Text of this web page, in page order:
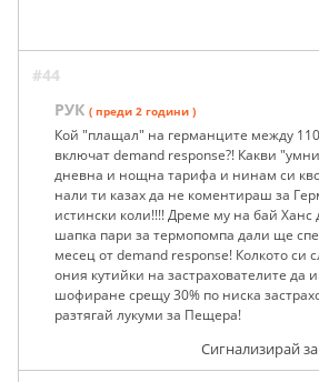
#44
РУК ( преди 2 години )
Кой "плащал" на германците между
включат demand response?! Какви
дневна и нощна тарифа и нинам си
нали ти казах да не коментираш за
истински коли!!!! Дреме му на бай Ханс
шапка пари за термопомпа дали ще
месец от demand response! Колкото си
ония кутийки на застрахователите да
шофиране срещу 30% по ниска
разтягай лукуми за Пещера!
Сигнализирай